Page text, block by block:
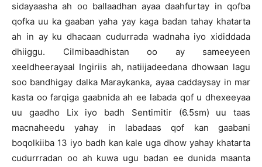
sidayaasha ah oo ballaadhan ayaa daahfurtay in qofba
qofka uu ka gaaban yaha yay kaga badan tahay khatarta
ah in ay ku dhacaan cudurrada wadnaha iyo xididdada
dhiiggu. Cilmibaadhistan oo ay sameeyeen
xeeldheerayaal Ingiriis ah, natiijadeedana dhowaan lagu
soo bandhigay dalka Maraykanka, ayaa caddaysay in mar
kasta oo farqiga gaabnida ah ee labada qof u dhexeeyaa
uu gaadho Lix iyo badh Sentimitir (6.5sm) uu taas
macnaheedu yahay in labadaas qof kan gaabani
boqolkiiba 13 iyo badh kan kale uga dhow yahay khatarta
cudurrradan oo ah kuwa ugu badan ee dunida maanta